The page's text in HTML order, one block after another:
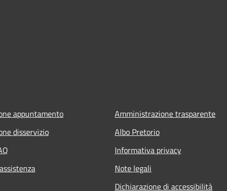
appuntamento
disservizio
Amministrazione trasparente
Albo Pretorio
Informativa privacy
Note legali
Dichiarazione di accessibilità